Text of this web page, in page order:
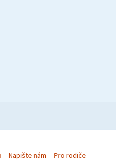
Napište nám Pro rodiče